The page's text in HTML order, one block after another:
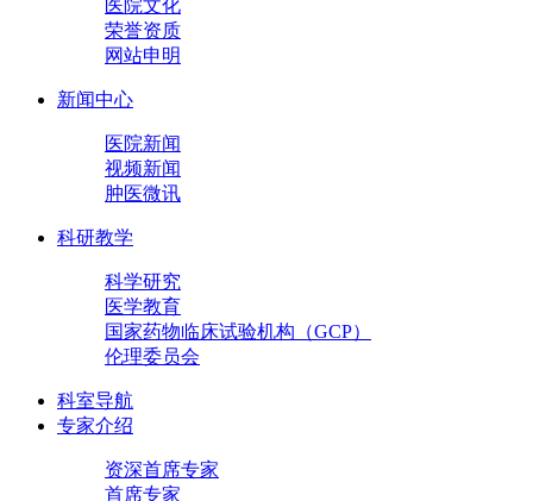
医院文化
荣誉资质
网站申明
新闻中心
医院新闻
视频新闻
肿医微讯
科研教学
科学研究
医学教育
国家药物临床试验机构（GCP）
伦理委员会
科室导航
专家介绍
资深首席专家
首席专家